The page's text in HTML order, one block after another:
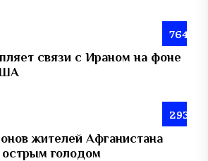
764
связи с Ираном на фоне
293
жителей Афганистана
острым голодом